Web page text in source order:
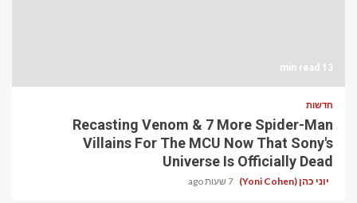
13 min read
חדשות
Recasting Venom & 7 More Spider-Man
Villains For The MCU Now That Sony's
Universe Is Officially Dead
יוני כהן (Yoni Cohen) 7 שעות ago